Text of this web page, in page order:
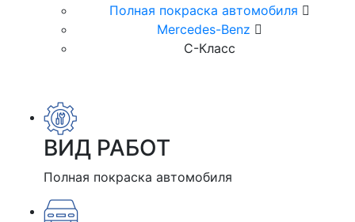
Полная покраска автомобиля
Mercedes-Benz
С-Класс
ВИД РАБОТ
Полная покраска автомобиля